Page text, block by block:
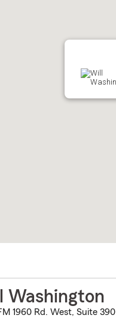
Washington
1960 Rd. West, Suite 390